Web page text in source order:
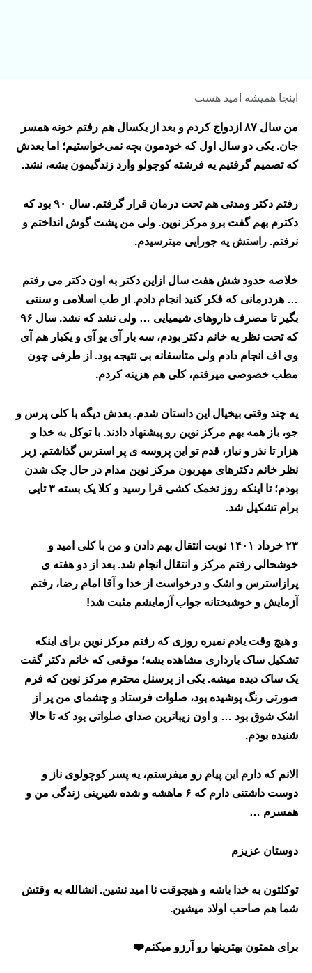
اینجا همیشه امید هست
من سال ۸۷ ازدواج کردم و بعد از یکسال هم رفتم خونه همسر
جان. یکی دو سال اول که خودمون بچه نمی‌خواستیم؛ اما بعدش
که تصمیم گرفتیم یه فرشته کوچولو وارد زندگیمون بشه، نشد.
رفتم دکتر ومدتی هم تحت درمان قرار گرفتم. سال ۹۰ بود که
دکترم بهم گفت برو مرکز نوین. ولی من پشت گوش انداختم و
نرفتم. راستش یه جورایی میترسیدم.
خلاصه حدود شش هفت سال ازاین دکتر به اون دکتر می رفتم
… هردرمانی که فکر کنید انجام دادم. از طب اسلامی و سنتی
بگیر تا مصرف داروهای شیمیایی … ولی نشد که نشد. سال ۹۶
که تحت نظر یه خانم دکتر بودم، سه بار آی یو آی و یکبار هم آی
وی اف انجام دادم ولی متاسفانه بی نتیجه بود. از طرفی چون
مطب خصوصی میرفتم، کلی هم هزینه کردم.
یه چند وقتی بیخیال این داستان شدم. بعدش دیگه با کلی پرس و
جو، باز همه بهم مرکز نوین رو پیشنهاد دادند. با توکل به خدا و
هزار تا نذر و نیاز، قدم تو این پروسه ی پر استرس گذاشتم. زیر
نظر خانم دکترهای مهربون مرکز نوین مدام در حال چک شدن
بودم؛تا ینکه روز تخمک کشی فرا رسید و کلا یک بسته ۳تایی
برام تشکیل شد.
۲۳ خرداد ۱۴۰۱ نوبت انتقال بهم دادن و من با کلی امید و
خوشحالی رفتم مرکز و انتقال انجام شد. بعد از دو هفته ی
پرازاسترس و اشک و درخواست از خدا و آقا امام رضا، رفتم
آزمایش و خوشبختانه جواب آزمایشم مثبت شد!
و هیچ وقت یادم نمیره روزی که رفتم مرکز نوین برای اینکه
تشکیل ساک بارداری مشاهده بشه؛ موقعی که خانم دکتر گفت
یک ساک دیده میشه. یکی از پرسنل محترم مرکز نوین که فرم
صورتی رنگ پوشیده بود، صلوات فرستاد و چشمای من پر از
اشک شوق بود … و اون زیباترین صدای صلواتی بود که تا حالا
شنیده بودم.
الانم که دارم این پیام رو میفرستم، یه پسر کوچولوی ناز و
دوست داشتنی دارم که ۶ ماهشه و شده شیرینی زندگی من و
همسرم …
دوستان عز یزم
توکلتون به خدا باشه و هیچوقت نا امید نشین. انشالله به وقتش
شما هم صاحب اولاد میشین.
برای همتون بهترینها رو آرزو میکنم❤️